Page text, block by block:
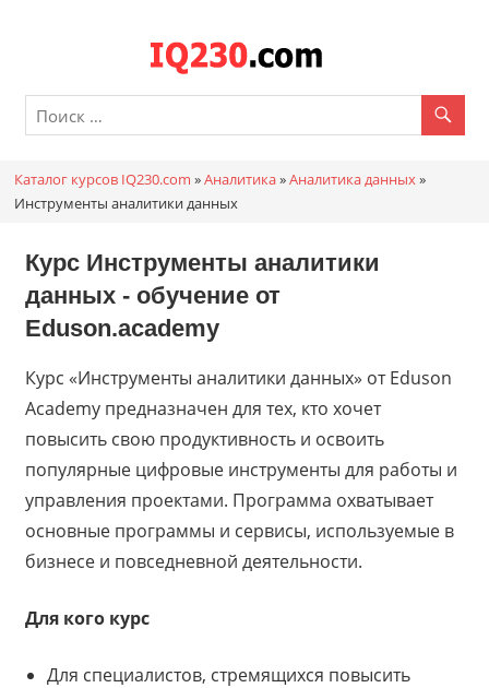
онлайн
Каталог курсов IQ230.com »Аналитика»Аналитика данных»
Инструменты аналитики данных
Курс Инструменты аналитики
данных - обучение от
Eduson.academy
Курс «Инструменты аналитики данных» от Eduson
Academy предназначен для тех, кто хочет
повысить свою продуктивность и освоить
популярные цифровые инструменты для работы и
управления проектами. Программа охватывает
основные программы и сервисы, используемые в
бизнесе и повседневной деятельности.
Для кого курс
Для специалистов, стремящихся повысить